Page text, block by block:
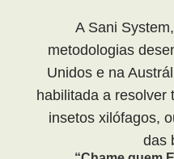
A Sani
metodologias
Unidos e na
habilitada a resolver
insetos xilófagos,
das